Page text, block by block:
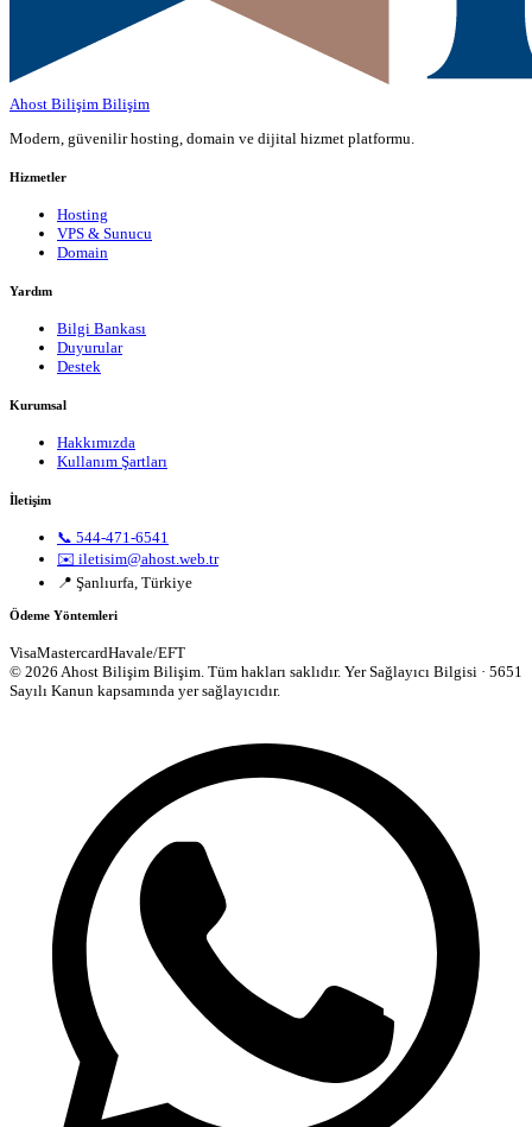
Ahost Bilişim Bilişim
Modern, güvenilir hosting, domain ve dijital hizmet platformu.
Hizmetler
Hosting
VPS & Sunucu
Domain
Yardım
Bilgi Bankası
Duyurular
Destek
Kurumsal
Hakkımızda
Kullanım Şartları
İletişim
📞 544-471-6541
✉️ iletisim@ahost.web.tr
📍 Şanlıurfa, Türkiye
Ödeme Yöntemleri
VisaMastercardHavale/EFT
© 2026 Ahost Bilişim Bilişim. Tüm hakları saklıdır. Yer Sağlayıcı Bilgisi · 5651
Sayılı Kanun kapsamında yer sağlayıcıdır.